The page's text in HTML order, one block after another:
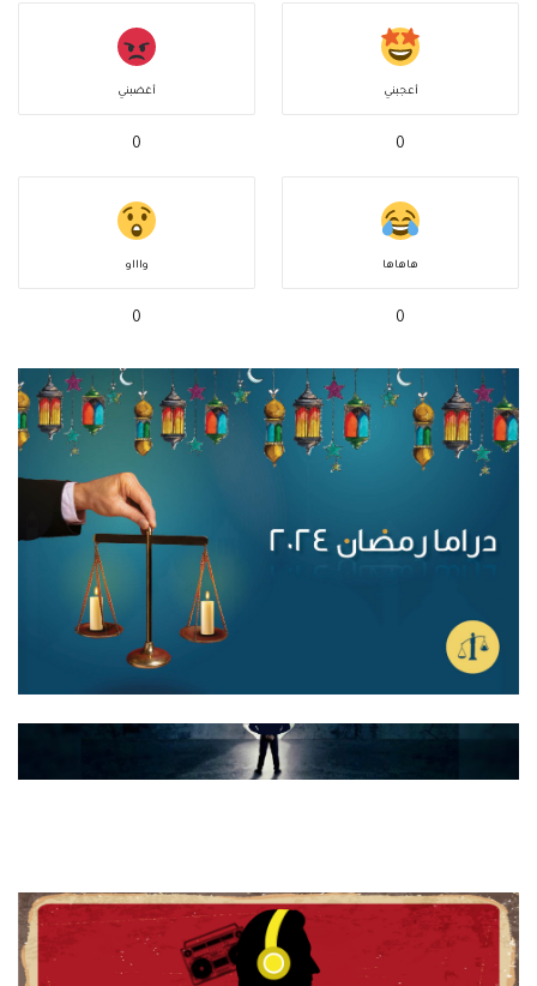
أعجبني
0
أغضبني
0
هاهاها
0
واااو
0